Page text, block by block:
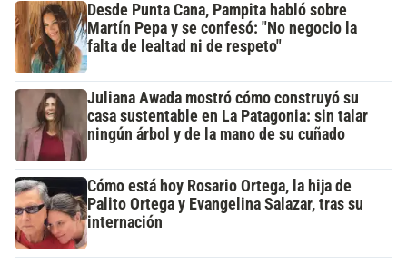
Desde Punta Cana, Pampita habló sobre
Martín Pepa y se confesó: "No negocio la
falta de lealtad ni de respeto"
Juliana Awada mostró cómo construyó su
casa sustentable en La Patagonia: sin talar
ningún árbol y de la mano de su cuñado
Cómo está hoy Rosario Ortega, la hija de
Palito Ortega y Evangelina Salazar, tras su
internación